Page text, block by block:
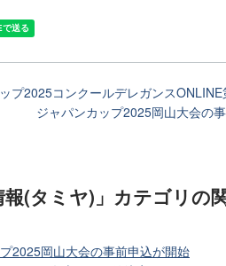
プ2025コンクールデレガンス
ジャパンカップ2025岡山大会の
報(タミヤ)」カテゴリの
2025岡山大会の事前申込が開始